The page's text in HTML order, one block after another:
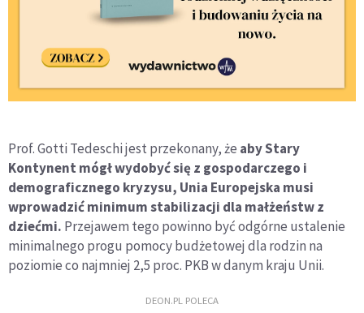
Prof. Gotti Tedeschi jest przekonany, że aby Stary
Kontynent mógł wydobyć się z gospodarczego i
demograficznego kryzysu, Unia Europejska musi
wprowadzić minimum stabilizacji dla małżeństw z
dziećmi. Przejawem tego powinno być odgórne ustalenie
minimalnego progu pomocy budżetowej dla rodzin na
poziomie co najmniej 2,5 proc. PKB w danym kraju Unii.
DEON.PL POLECA